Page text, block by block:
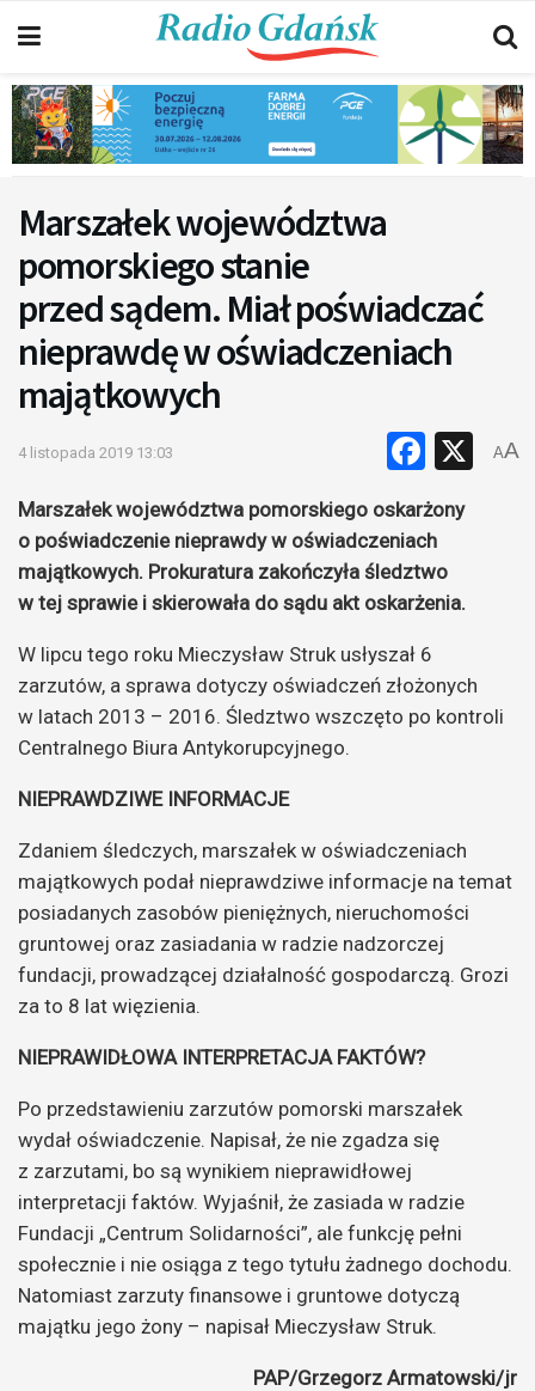
Marszałek województwa
pomorskiego stanie
przed sądem. Miał poświadczać
nieprawdę w oświadczeniach
majątkowych
4 listopada 2019 13:03 X
AA
Marszałek województwa pomorskiego oskarżony
o poświadczenie nieprawdy w oświadczeniach
majątkowych. Prokuratura zakończyła śledztwo
w tej sprawie i skierowała do sądu akt oskarżenia.
W lipcu tego roku Mieczysław Struk usłyszał 6
zarzutów, a sprawa dotyczy oświadczeń złożonych
w latach 2013 – 2016. Śledztwo wszczęto po kontroli
Centralnego Biura Antykorupcyjnego.
NIEPRAWDZIWE INFORMACJE
Zdaniem śledczych, marszałek w oświadczeniach
majątkowych podał nieprawdziwe informacje na temat
posiadanych zasobów pieniężnych, nieruchomości
gruntowej oraz zasiadania w radzie nadzorczej
fundacji, prowadzącej działalność gospodarczą. Grozi
za to 8 lat więzienia.
NIEPRAWIDŁOWA INTERPRETACJA FAKTÓW?
Po przedstawieniu zarzutów pomorski marszałek
wydał oświadczenie. Napisał, że nie zgadza się
z zarzutami, bo są wynikiem nieprawidłowej
interpretacji faktów. Wyjaśnił, że zasiada w radzie
Fundacji „Centrum Solidarności”, ale funkcję pełni
społecznie i nie osiąga z tego tytułu żadnego dochodu.
Natomiast zarzuty finansowe i gruntowe dotyczą
majątku jego żony – napisał Mieczysław Struk.
PAP/Grzegorz Armatowski/jr